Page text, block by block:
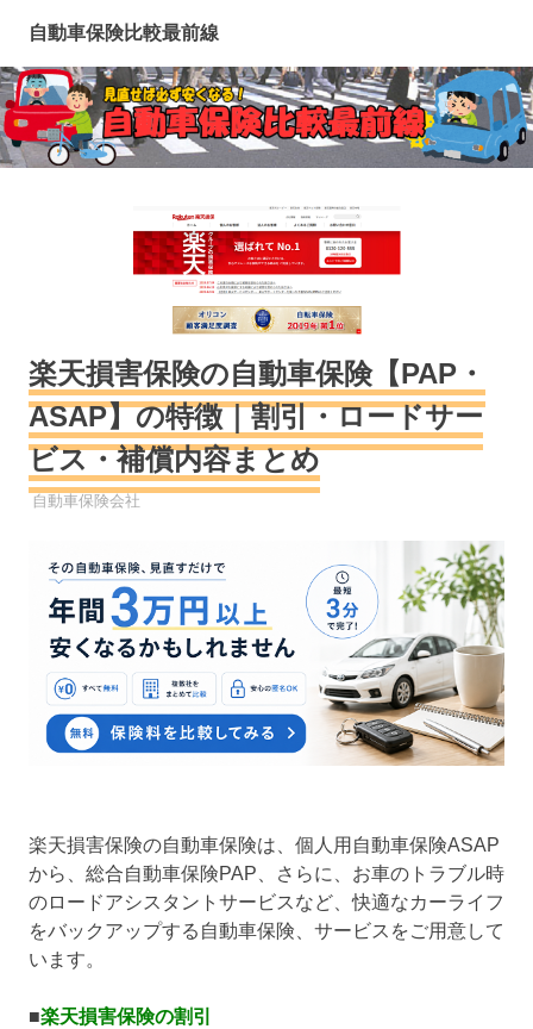
テ
ン
ツ
へ
自動車保険比較最前線
楽天損害保険の自動車保険【PAP・
ASAP】の特徴｜割引・ロードサー
ビス・補償内容まとめ
自動車保険
自動車保険会社
楽天損害保険の自動車保険は、個人用自動車保険ASAP
から、総合自動車保険PAP、さらに、お車のトラブル時
のロードアシスタントサービスなど、快適なカーライフ
をバックアップする自動車保険、サービスをご用意して
います。
■楽天損害保険の割引